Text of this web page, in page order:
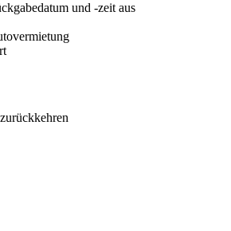
und -zeit aus